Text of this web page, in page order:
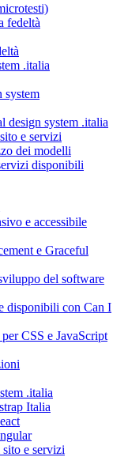
fedeltà
.italia
system
design system .italia
e servizi
dei modelli
disponibili
e accessibile
e Graceful
del software
disponibili con Can I
CSS e JavaScript
.italia
Italia
e servizi